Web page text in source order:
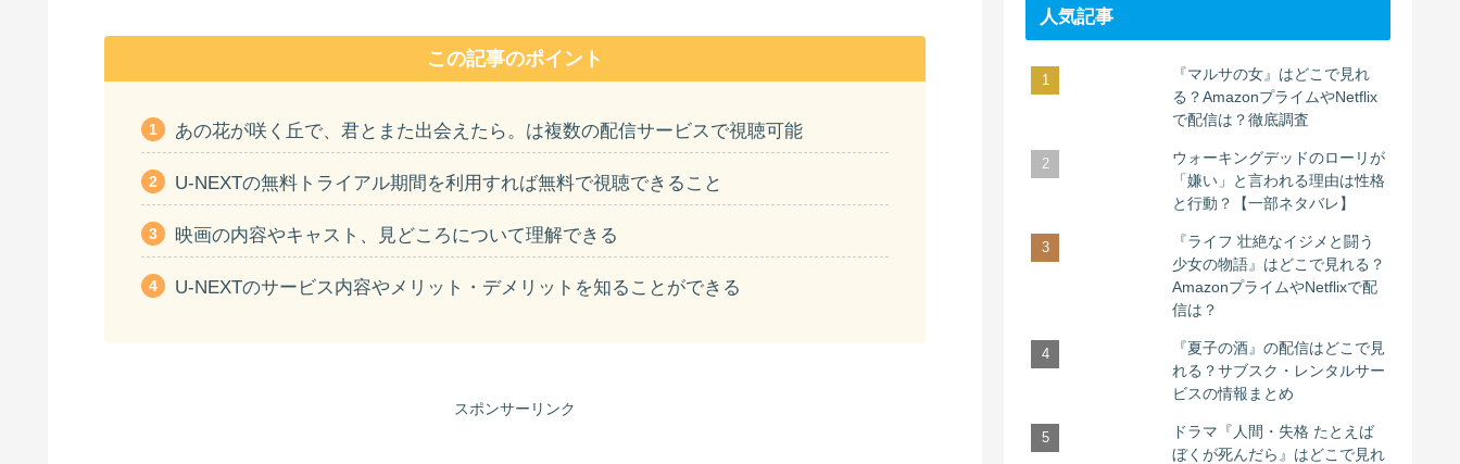
この記事のポイント
あの花が咲く丘で、君とまた出会えたら。は複数の配信サービスで視聴可能
U-NEXTの無料トライアル期間を利用すれば無料で視聴できること
映画の内容やキャスト、見どころについて理解できる
U-NEXTのサービス内容やメリット・デメリットを知ることができる
スポンサーリンク
人気記事
『マルサの女』はどこで見れ
る？AmazonプライムやNetflix
で配信は？徹底調査
ウォーキングデッドのローリが
「嫌い」と言われる理由は性格
と行動？【一部ネタバレ】
『ライフ 壮絶なイジメと闘う
少女の物語』はどこで見れる？
AmazonプライムやNetflixで配
信は？
『夏子の酒』の配信はどこで見
れる？サブスク・レンタルサー
ビスの情報まとめ
ドラマ『人間・失格 たとえば
ぼくが死んだら』はどこで見れ